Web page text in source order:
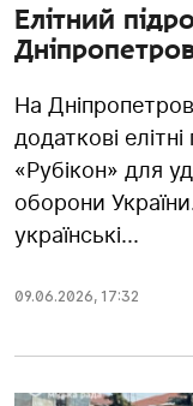
Елітний
На
додаткові
«Рубікон» для
оборони
українські...
09.06.2026, 17:32